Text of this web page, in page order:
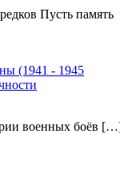
Пусть память
(1941 - 1945
военных боёв